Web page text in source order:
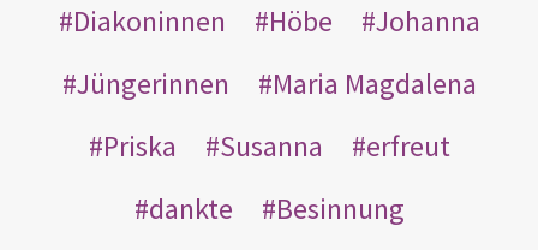
Diakoninnen
Höbe
Johanna
Jüngerinnen
Maria Magdalena
Priska
Susanna
erfreut
dankte
Besinnung